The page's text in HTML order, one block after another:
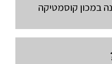
במכון קוסמטיקה